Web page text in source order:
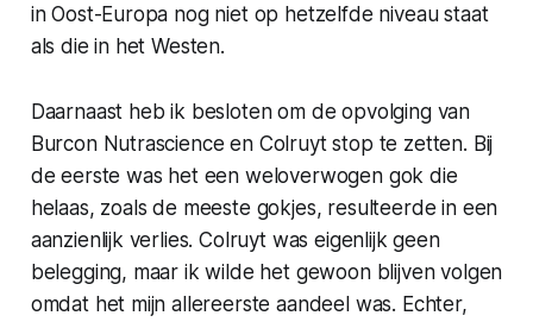
in Oost-Europa nog niet op hetzelfde niveau staat
als die in het Westen.
Daarnaast heb ik besloten om de opvolging van
Burcon Nutrascience en Colruyt stop te zetten. Bij
de eerste was het een weloverwogen gok die
helaas, zoals de meeste gokjes, resulteerde in een
aanzienlijk verlies. Colruyt was eigenlijk geen
belegging, maar ik wilde het gewoon blijven volgen
omdat het mijn allereerste aandeel was. Echter,